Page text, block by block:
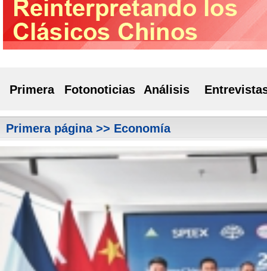
Primera Fotonoticias Análisis
Primera página>> Economía